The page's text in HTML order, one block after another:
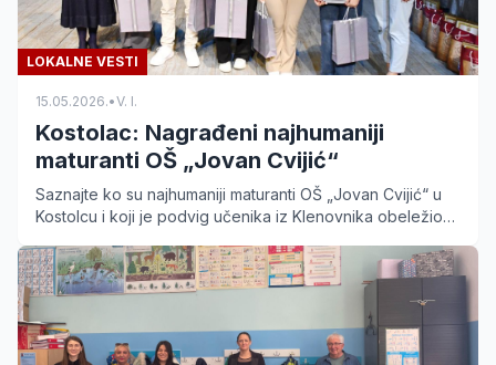
LOKALNE VESTI
15.05.2026.•V. I.
Kostolac: Nagrađeni najhumaniji
maturanti OŠ „Jovan Cvijić“
Saznajte ko su najhumaniji maturanti OŠ „Jovan Cvijić“ u
Kostolcu i koji je podvig učenika iz Klenovnika obeležio